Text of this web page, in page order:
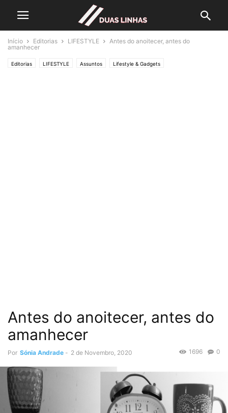
Início Editorias LIFESTYLE
Antes do anoitecer, antes do
amanhecer
Editorias LIFESTYLE Assuntos Lifestyle & Gadgets
Antes do anoitecer, antes do
amanhecer
Por Sónia Andrade - 2 de Novembro, 2020 0
1696